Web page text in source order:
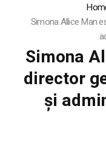
Simona Allice Man
Simona
director
și